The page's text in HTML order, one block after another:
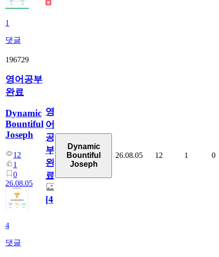
1
댓글
196729
영어공부
완료
Dynamic
Bountiful
Joseph
12
1
0
26.08.05
4
댓글
영
어
공
부
완
료
[4]
Dynamic
Bountiful
Joseph
26.08.05 12 1 0